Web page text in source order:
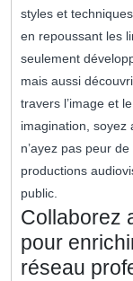
styles et
en repoussant les
seulement
mais aussi
travers l’image et
imagination, soyez
n’ayez pas peur
productions
public.
Collaborez
pour
réseau